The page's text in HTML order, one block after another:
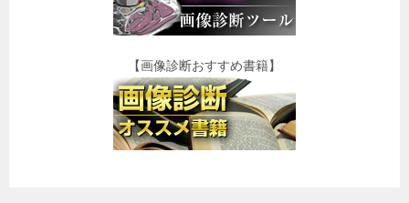
【画像診断おすすめ書籍】